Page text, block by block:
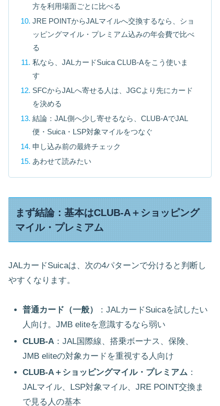
方を利用場面ごとに比べる
JRE POINTからJALマイルへ交換するなら、ショ
ッピングマイル・プレミアム込みの年会費で比べ
る
私なら、JALカードSuica CLUB-Aをこう使いま
す
SFCからJALへ寄せる人は、JGCより先にカード
を決める
結論：JAL側へ少し寄せるなら、CLUB-AでJAL
便・Suica・LSP対象マイルをつなぐ
申し込み前の最終チェック
あわせて読みたい
まず結論：基本はCLUB-A＋ショッピング
マイル・プレミアム
JALカードSuicaは、次の4パターンで分けると判断し
やすくなります。
普通カード（一般）
：JALカードSuicaを試したい
人向け。JMB eliteを意識するなら弱い
CLUB-A ：JAL国際線、搭乗ボーナス、保険、
JMB eliteの対象カードを重視する人向け
CLUB-A＋ショッピングマイル・プレミアム ：
JALマイル、LSP対象マイル、JRE POINT交換ま
で見る人の基本